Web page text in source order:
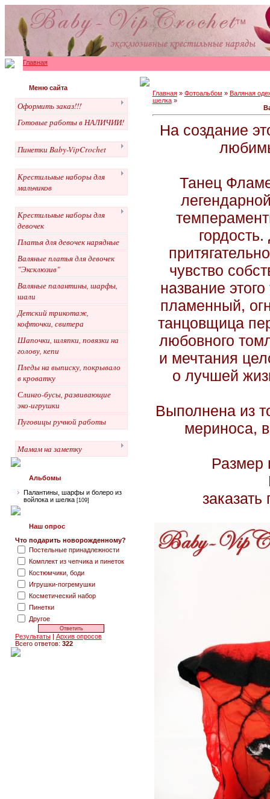
Главная
Меню сайта
Оформить заказ!!!
Готовые работы в НАЛИЧИИ!
Пинетки Baby-VipCrochet
Крестильные наборы для
мальчиков
Крестильные наборы для
девочек
Платья для девочек нарядные
Валяные платья для девочек
"Эксклюзив"
Валяные палантины, шарфы,
шали
Детский трикотаж,
кофточки, свитера
Шапочки, шляпки, повязки на
голову, кепи
Пледы на выписку, покрывало
в кроватку
Слинго-бусы, развивающие
эко-игрушки
Пуговицы ручной работы
Мамам на заметку
Альбомы
Палантины, шарфы и болеро из
войлока и шелка [109]
Наш опрос
Что подарить новорожденному?
Постельные принадлежности
Комплект из чепчика и пинеток
Костюмчики, боди
Игрушки-погремушки
Косметический набор
Пинетки
Другое
Результаты| Архив опросов
Всего ответов: 322
Главная» Фотоальбом » Валяная
шелка»
На создание
Танец
чувство
название
пламенный,
танцовщица
любовного
и мечтания
о лучшей
Выполнена из
мериноса,
Размер